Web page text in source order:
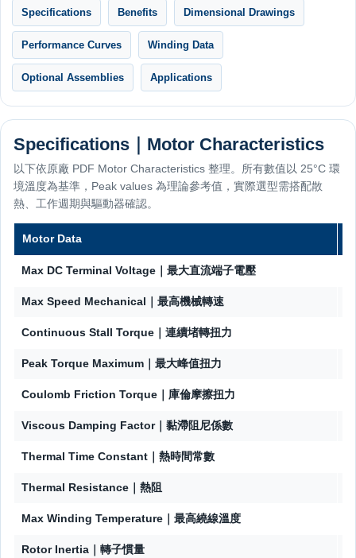
Specifications Benefits Dimensional Drawings
Performance Curves Winding Data
Optional Assemblies Applications
Specifications｜Motor Characteristics
以下依原廠 PDF Motor Characteristics 整理。所有數值以 25°C 環
境溫度為基準，Peak values 為理論參考值，實際選型需搭配散
熱、工作週期與驅動器確認。
Motor Data
Max DC Terminal Voltage｜最大直流端子電壓
Max Speed Mechanical｜最高機械轉速
Continuous Stall Torque｜連續堵轉扭力
Peak Torque Maximum｜最大峰值扭力
Coulomb Friction Torque｜庫倫摩擦扭力
Viscous Damping Factor｜黏滯阻尼係數
Thermal Time Constant｜熱時間常數
Thermal Resistance｜熱阻
Max Winding Temperature｜最高繞線溫度
Rotor Inertia｜轉子慣量